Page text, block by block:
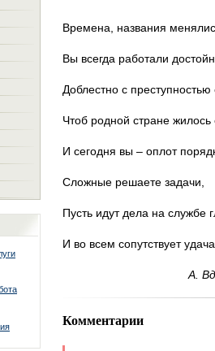
Времена, названия
Вы всегда работали
Доблестно с
Чтоб родной стране жилось
И сегодня вы – оплот
Сложные решаете задачи,
Пусть идут дела на службе
И во всем сопутствует
А.
Комментарии